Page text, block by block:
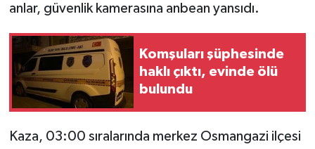
anlar, güvenlik kamerasına anbean yansıdı.
Komşuları şüphesinde
haklı çıktı, evinde ölü
bulundu
Kaza, 03:00 sıralarında merkez Osmangazi ilçesi